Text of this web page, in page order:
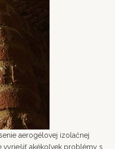
aerogélovej izolačnej
vyriešiť akékoľvek problémy s